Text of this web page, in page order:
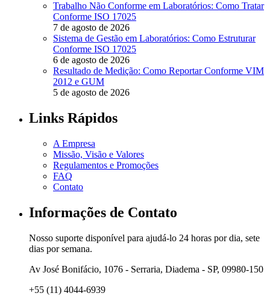
Trabalho Não Conforme em Laboratórios: Como Tratar
Conforme ISO 17025
7 de agosto de 2026
Sistema de Gestão em Laboratórios: Como Estruturar
Conforme ISO 17025
6 de agosto de 2026
Resultado de Medição: Como Reportar Conforme VIM
2012 e GUM
5 de agosto de 2026
Links Rápidos
A Empresa
Missão, Visão e Valores
Regulamentos e Promoções
FAQ
Contato
Informações de Contato
Nosso suporte disponível para ajudá-lo 24 horas por dia, sete
dias por semana.
Av José Bonifácio, 1076 - Serraria, Diadema - SP, 09980-150
+55 (11) 4044-6939